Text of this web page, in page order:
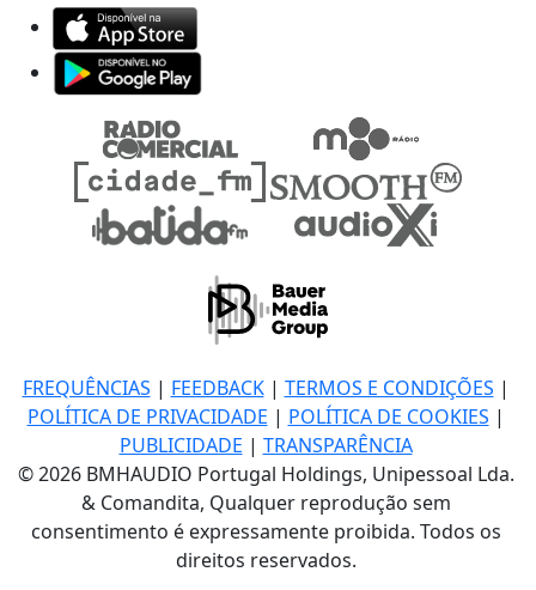
FREQUÊNCIAS | FEEDBACK| TERMOS E CONDIÇÕES |
POLÍTICA DE PRIVACIDADE | POLÍTICA DE COOKIES |
PUBLICIDADE | TRANSPARÊNCIA
© 2026 BMHAUDIO Portugal Holdings, Unipessoal Lda.
& Comandita, Qualquer reprodução sem
consentimento é expressamente proibida. Todos os
direitos reservados.